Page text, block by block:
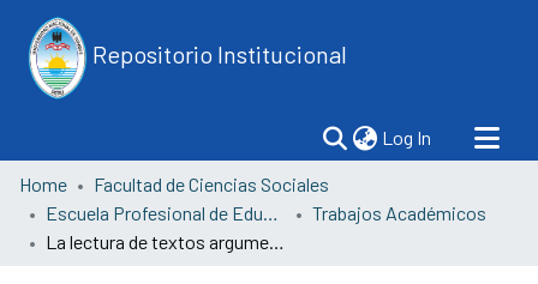
Repositorio Institucional
Log In (current)
Home
Facultad de Ciencias Sociales
Escuela Profesional de Educación
Trabajos Académicos
La lectura de textos argumentativos en el desarrollo del pensamiento crítico en los estudiantes de educación primaria